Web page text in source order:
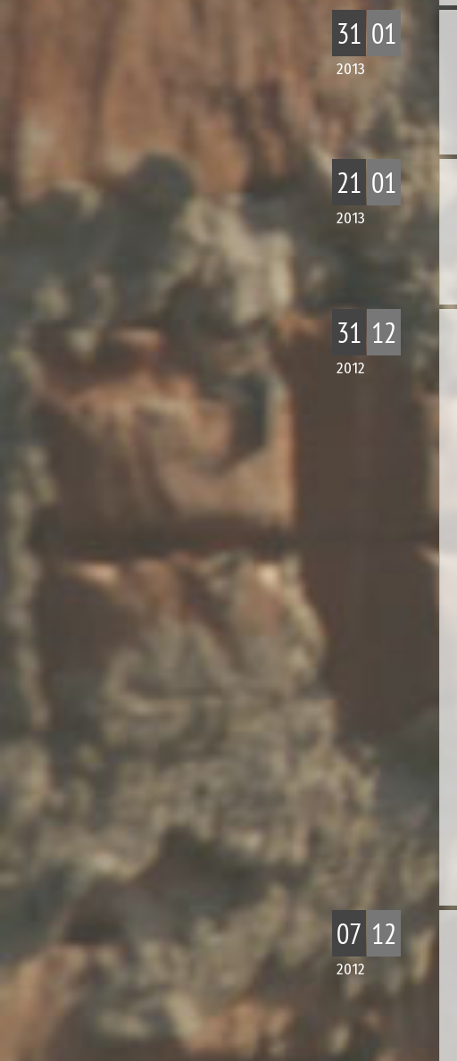
31 01
2013
21 01
2013
31 12
2012
07 12
2012